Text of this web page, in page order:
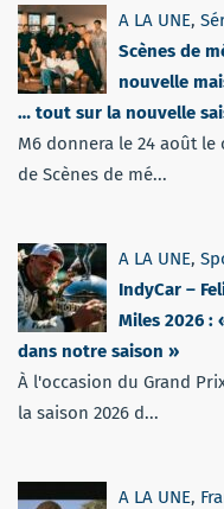
A LA UNE,
Scènes de
nouvelle
… tout sur la nouvelle
M6 donnera le 24 août
de Scènes de mé...
A LA UNE,
IndyCar –
Miles 2026 :
dans notre saison »
À l'occasion du Grand
la saison 2026 d...
A LA UNE,